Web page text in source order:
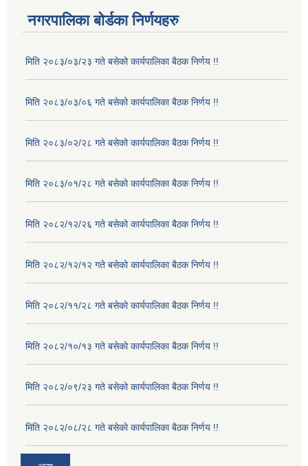
नगरपालिका बोर्डका निर्णयहरु
मिति २०८३/०३/२३ गते बसेको कार्यपालिका बैठक निर्णय !!
मिति २०८३/०३/०६ गते बसेको कार्यपालिका बैठक निर्णय !!
मिति २०८३/०२/२८ गते बसेको कार्यपालिका बैठक निर्णय !!
मिति २०८३/०१/२८ गते बसेको कार्यपालिका बैठक निर्णय !!
मिति २०८२/१२/२६ गते बसेको कार्यपालिका बैठक निर्णय !!
मिति २०८२/१२/१२ गते बसेको कार्यपालिका बैठक निर्णय !!
मिति २०८२/११/२८ गते बसेको कार्यपालिका बैठक निर्णय !!
मिति २०८२/१०/१३ गते बसेको कार्यपालिका बैठक निर्णय !!
मिति २०८२/०९/२३ गते बसेको कार्यपालिका बैठक निर्णय !!
मिति २०८२/०८/२८ गते बसेको कार्यपालिका बैठक निर्णय !!